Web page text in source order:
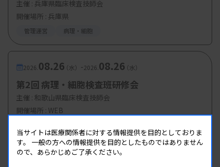
主催 : 兵庫県臨床検査技師会
開催場所 : 兵庫県
管理運営 病理・細胞
2026. 08.26（水） -2026. 08.26（水）
第2回 病理・細胞検査班研修会
主催 : 和歌山県臨床検査技師会
開催場所 : WEB
当サイトは医療関係者に対する情報提供を目的としておりま
す。 一般の方への情報提供を目的としたものではありません
ので、あらかじめご了承ください。